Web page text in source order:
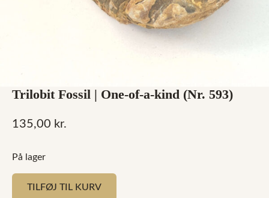
Trilobit Fossil | One-of-a-kind (Nr. 593)
135,00 kr.
På lager
TILFØJ TIL KURV